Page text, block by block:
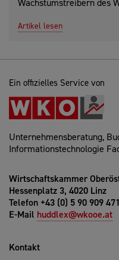
Artikel lesen
Ein offizielles Service von
Unternehmensberatung,
Informationstechnologie
Wirtschaftskammer
Hessenplatz 3, 4020 Linz
Telefon +43 (0) 5 90 909
E-Mail huddlex@wkooe.at
Kontakt